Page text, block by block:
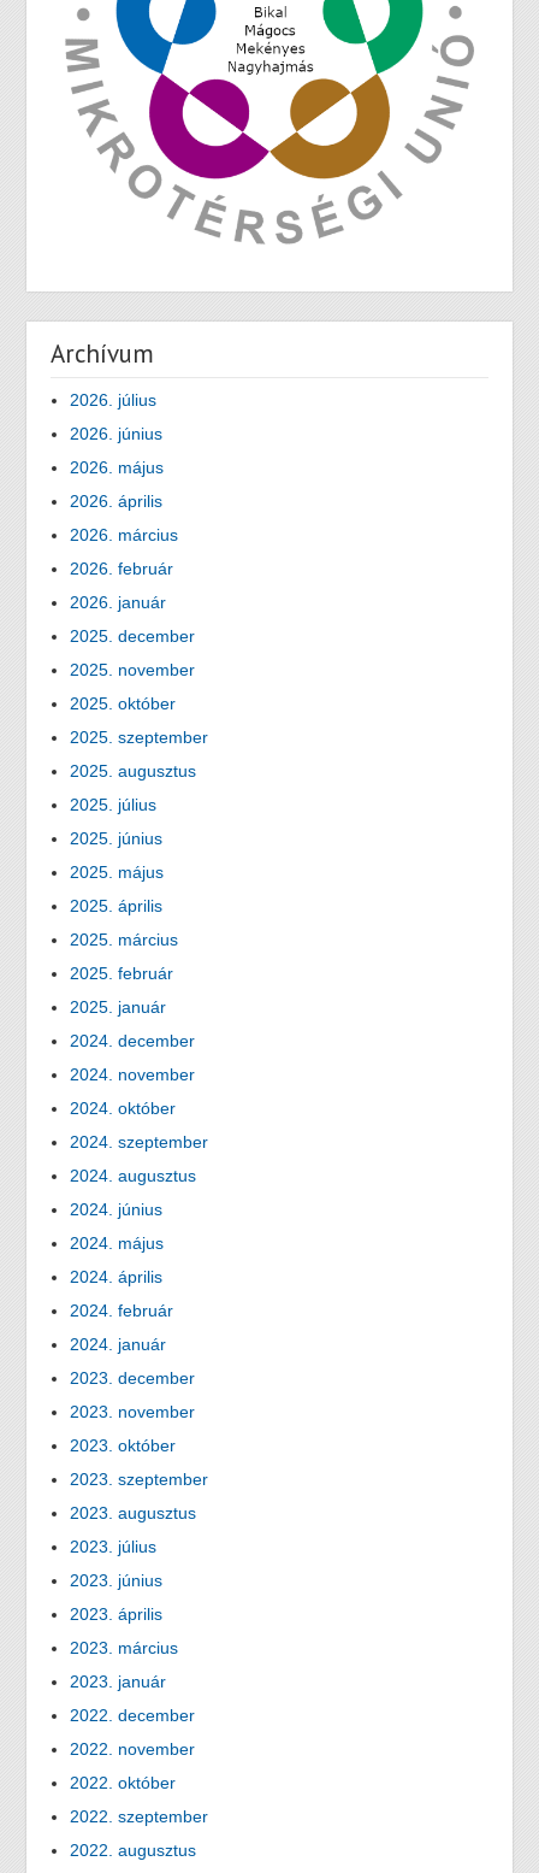
Archívum
2026. július
2026. június
2026. május
2026. április
2026. március
2026. február
2026. január
2025. december
2025. november
2025. október
2025. szeptember
2025. augusztus
2025. július
2025. június
2025. május
2025. április
2025. március
2025. február
2025. január
2024. december
2024. november
2024. október
2024. szeptember
2024. augusztus
2024. június
2024. május
2024. április
2024. február
2024. január
2023. december
2023. november
2023. október
2023. szeptember
2023. augusztus
2023. július
2023. június
2023. április
2023. március
2023. január
2022. december
2022. november
2022. október
2022. szeptember
2022. augusztus